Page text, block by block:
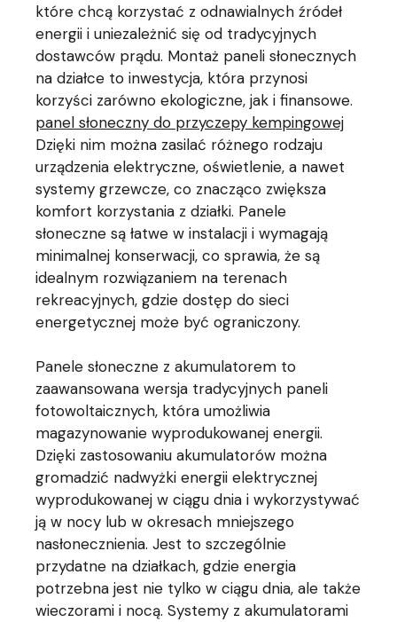
które chcą korzystać z odnawialnych źródeł
energii i uniezależnić się od tradycyjnych
dostawców prądu. Montaż paneli słonecznych
na działce to inwestycja, która przynosi
korzyści zarówno ekologiczne, jak i finansowe.
panel słoneczny do przyczepy kempingowej
Dzięki nim można zasilać różnego rodzaju
urządzenia elektryczne, oświetlenie, a nawet
systemy grzewcze, co znacząco zwiększa
komfort korzystania z działki. Panele
słoneczne są łatwe w instalacji i wymagają
minimalnej konserwacji, co sprawia, że są
idealnym rozwiązaniem na terenach
rekreacyjnych, gdzie dostęp do sieci
energetycznej może być ograniczony.
Panele słoneczne z akumulatorem to
zaawansowana wersja tradycyjnych paneli
fotowoltaicznych, która umożliwia
magazynowanie wyprodukowanej energii.
Dzięki zastosowaniu akumulatorów można
gromadzić nadwyżki energii elektrycznej
wyprodukowanej w ciągu dnia i wykorzystywać
ją w nocy lub w okresach mniejszego
nasłonecznienia. Jest to szczególnie
przydatne na działkach, gdzie energia
potrzebna jest nie tylko w ciągu dnia, ale także
wieczorami i nocą. Systemy z akumulatorami